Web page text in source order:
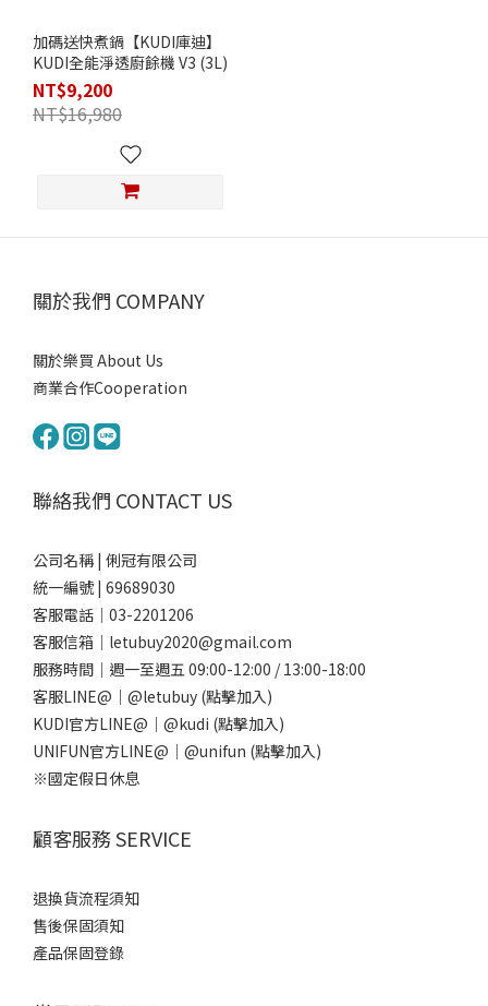
加碼送快煮鍋【KUDI庫迪】
KUDI全能淨透廚餘機 V3 (3L)
NT$9,200
NT$16,980
關於我們 COMPANY
關於樂買 About Us
商業合作Cooperation
聯絡我們 CONTACT US
公司名稱 | 俐冠有限公司
統一編號 | 69689030
客服電話｜03-2201206
客服信箱｜letubuy2020@gmail.com
服務時間｜週一至週五 09:00-12:00 / 13:00-18:00
客服LINE@｜ @letubuy (點擊加入)
KUDI官方LINE@｜ @kudi (點擊加入)
UNIFUN官方LINE@｜ @unifun (點擊加入)
※國定假日休息
顧客服務 SERVICE
退換貨流程須知
售後保固須知
產品保固登錄